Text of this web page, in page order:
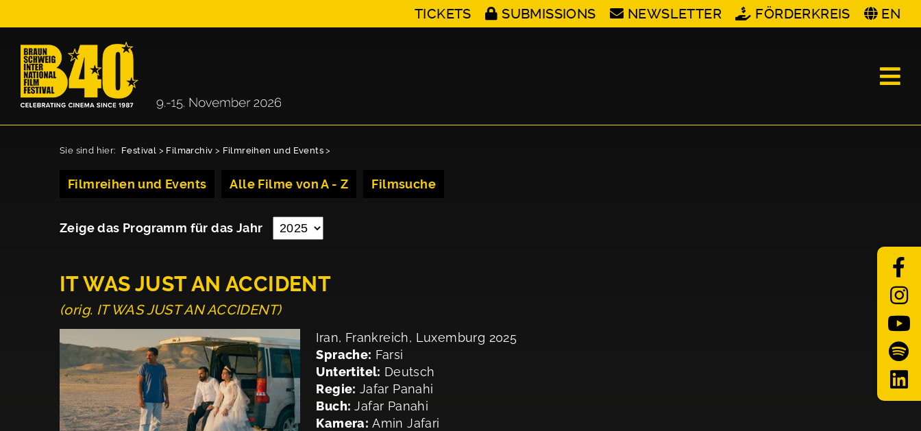
TICKETS SUBMISSIONS NEWSLETTER FÖRDERKREIS EN
Sie sind hier: Festival > Filmarchiv > Filmreihen und Events >
Filmreihen und Events Alle Filme von A - Z Filmsuche
Zeige das Programm für das Jahr
IT WAS JUST AN ACCIDENT
(orig. IT WAS JUST AN ACCIDENT)
Iran, Frankreich, Luxemburg 2025
Sprache: Farsi
Untertitel: Deutsch
Regie: Jafar Panahi
Buch: Jafar Panahi
Kamera: Amin Jafari